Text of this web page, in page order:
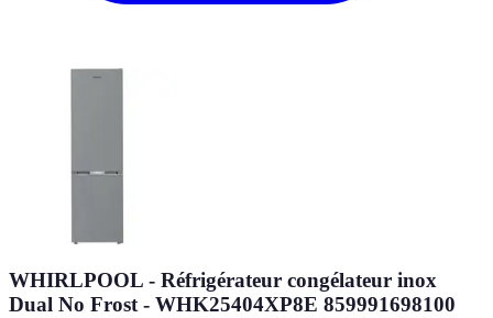
WHIRLPOOL - Réfrigérateur congélateur inox
Dual No Frost - WHK25404XP8E 859991698100